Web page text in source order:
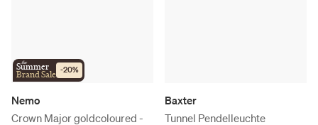
the
Summer
Brand Sale -20%
Nemo
Crown Major goldcoloured -
Baxter
Tunnel Pendelleuchte